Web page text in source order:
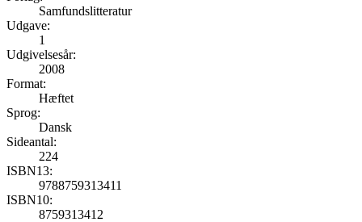
Samfundslitteratur
Udgave:
1
Udgivelsesår:
2008
Format:
Hæftet
Sprog:
Dansk
Sideantal:
224
ISBN13:
9788759313411
ISBN10:
8759313412